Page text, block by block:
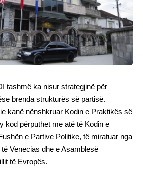
tashmë ka nisur strategjinë për
brenda strukturës së partisë.
kanë nënshkruar Kodin e Praktikës së
kod përputhet me atë të Kodin e
e Partive Politike, të miratuar nga
Venecias dhe e Asamblesë
të Evropës.